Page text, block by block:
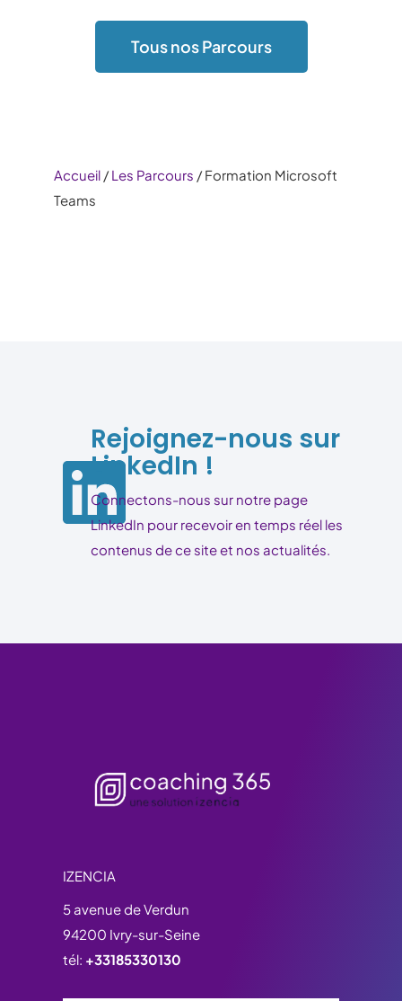
Tous nos Parcours
Accueil /Les Parcours / Formation Microsoft
Teams
Rejoignez-nous sur
LinkedIn !
Connectons-nous sur notre page
LinkedIn pour recevoir en temps réel les
contenus de ce site et nos actualités.
IZENCIA
5 avenue de Verdun
94200 Ivry-sur-Seine
tél: +33185330130